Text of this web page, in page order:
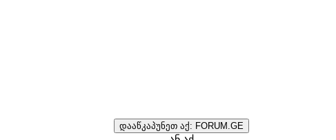
დააწკაპუნეთ აქ: FORUM.GE